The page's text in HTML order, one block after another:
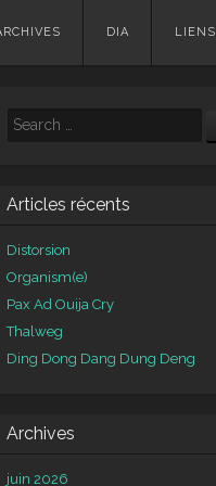
DIA LIENS
Search
Articles récents
Distorsion
Organism(e)
Pax Ad Ouija Cry
Thalweg
Ding Dong Dang Dung Deng
Archives
juin 2026